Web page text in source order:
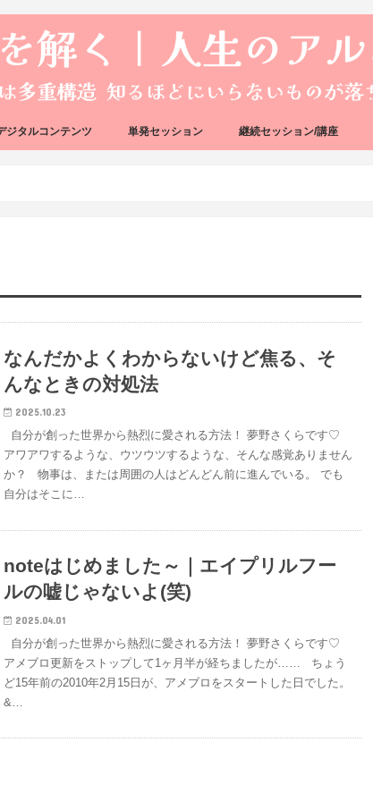
ジタルコンテンツ 単発セッション 継続セッション/講座
なんだかよくわからないけど焦る、そ
んなときの対処法
2025.10.23
自分が創った世界から熱烈に愛される方法！ 夢野さくらです♡
アワアワするような、ウツウツするような、そんな感覚ありません
か？ 物事は、または周囲の人はどんどん前に進んでいる。 でも
自分はそこに…
noteはじめました～｜エイプリルフー
ルの嘘じゃないよ(笑)
2025.04.01
自分が創った世界から熱烈に愛される方法！ 夢野さくらです♡
アメブロ更新をストップして1ヶ月半が経ちましたが…… ちょう
ど15年前の2010年2月15日が、アメブロをスタートした日でした。
&…